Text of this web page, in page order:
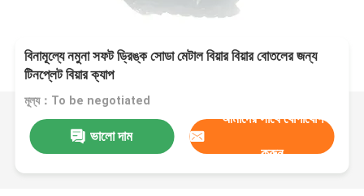
বিনামূল্যে নমুনা সফট ড্রিঙ্ক সোডা মেটাল বিয়ার বিয়ার বোতলের জন্য
টিনপ্লেট বিয়ার ক্যাপ
মূল্য：To be negotiated
ভালো দাম
আমাদের সাথে যোগাযোগ
করুন